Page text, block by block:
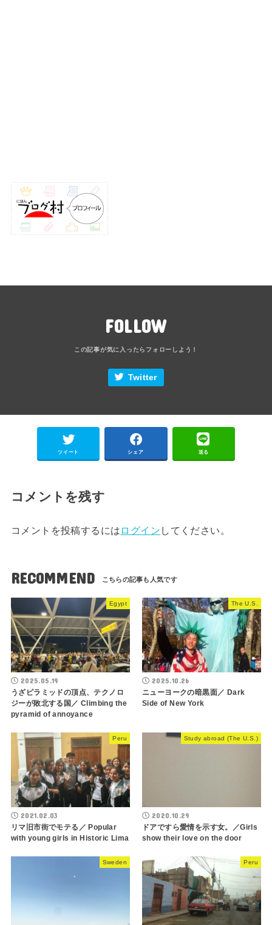
FOLLOW
Twitter
ツイート シェア 送る
コメントを残す
コメントを投稿するには ログイン してください。
RECOMMEND
Egypt
2025.05.19
うざピラミッドの頂点、テクノロ
ジーが敗北する国／ Climbing the
pyramid of annoyance
The U.S.
2025.10.26
ニューヨークの暗黒面／ Dark
Side of New York
Peru
2021.02.03
リマ旧市街でモテる／ Popular
with young girls in Historic Lima
Study abroad (The U.S.)
2020.10.29
ドアですら愛情を示す女。／Girls
show their love on the door
Sweden Peru